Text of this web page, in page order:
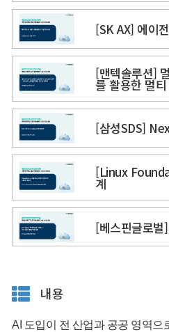
[SK AX] 에이
[맨텍솔루션]
를 활용한 멀
[삼성SDS]
[Linux
계
[베스핀글로벌
내용
AI 도입이 전 산업과 공공 영역으